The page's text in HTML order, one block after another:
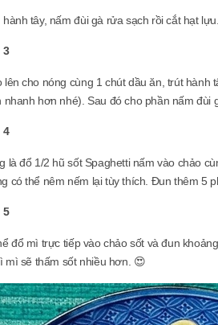
tây, nấm đùi gà rửa sạch rồi cắt hạt lựu.
3
lên cho nóng cùng 1 chút dầu ăn, trút
nhanh hơn nhé). Sau đó cho phần nấm đùi
4
là đổ 1/2 hũ sốt Spaghetti nấm vào chảo
có thể nêm nếm lại tùy thích. Đun thêm 5
5
đổ mì trực tiếp vào chảo sốt và đun
mì sẽ thấm sốt nhiều hơn. 😍